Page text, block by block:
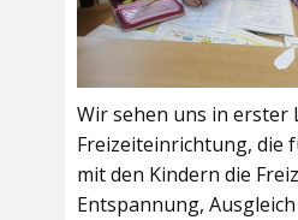
Wir sehen uns in erster
Freizeiteinrichtung, die
mit den Kindern die
Entspannung,